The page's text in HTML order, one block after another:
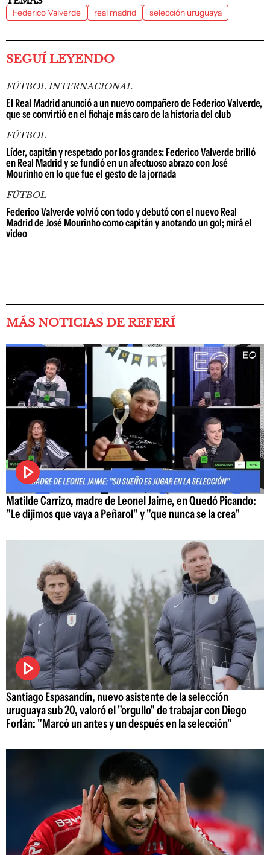
Federico Valverde real madrid selección uruguaya
SEGUÍ LEYENDO
FÚTBOL INTERNACIONAL
El Real Madrid anunció a un nuevo compañero de Federico Valverde,
que se convirtió en el fichaje más caro de la historia del club
FÚTBOL
Líder, capitán y respetado por los grandes: Federico Valverde brilló
en Real Madrid y se fundió en un afectuoso abrazo con José
Mourinho en lo que fue el gesto de la jornada
FÚTBOL
Federico Valverde volvió con todo y debutó con el nuevo Real
Madrid de José Mourinho como capitán y anotando un gol; mirá el
video
MÁS NOTICIAS DE REFERÍ
Matilde Carrizo, madre de Leonel Jaime, en Quedó Picando:
"Le dijimos que vaya a Peñarol" y "que nunca se la crea"
Santiago Espasandín, nuevo asistente de la selección
uruguaya sub 20, valoró el "orgullo" de trabajar con Diego
Forlán: "Marcó un antes y un después en la selección"